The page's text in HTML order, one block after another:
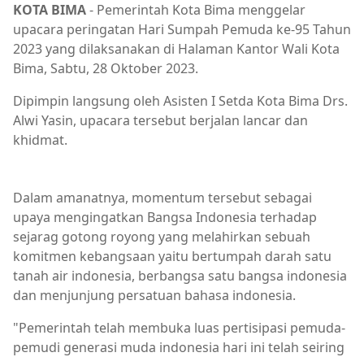
KOTA BIMA- Pemerintah Kota Bima menggelar
upacara peringatan Hari Sumpah Pemuda ke-95 Tahun
2023 yang dilaksanakan di Halaman Kantor Wali Kota
Bima, Sabtu, 28 Oktober 2023.
Dipimpin langsung oleh Asisten I Setda Kota Bima Drs.
Alwi Yasin, upacara tersebut berjalan lancar dan
khidmat.
Dalam amanatnya, momentum tersebut sebagai
upaya mengingatkan Bangsa Indonesia terhadap
sejarag gotong royong yang melahirkan sebuah
komitmen kebangsaan yaitu bertumpah darah satu
tanah air indonesia, berbangsa satu bangsa indonesia
dan menjunjung persatuan bahasa indonesia.
"Pemerintah telah membuka luas pertisipasi pemuda-
pemudi generasi muda indonesia hari ini telah seiring